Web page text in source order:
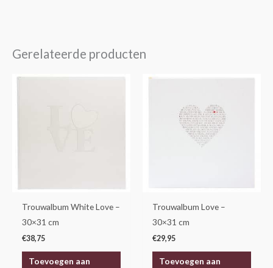
Gerelateerde producten
Trouwalbum White Love –
30×31 cm
€38,75
Toevoegen aan
Trouwalbum Love –
30×31 cm
€29,95
Toevoegen aan